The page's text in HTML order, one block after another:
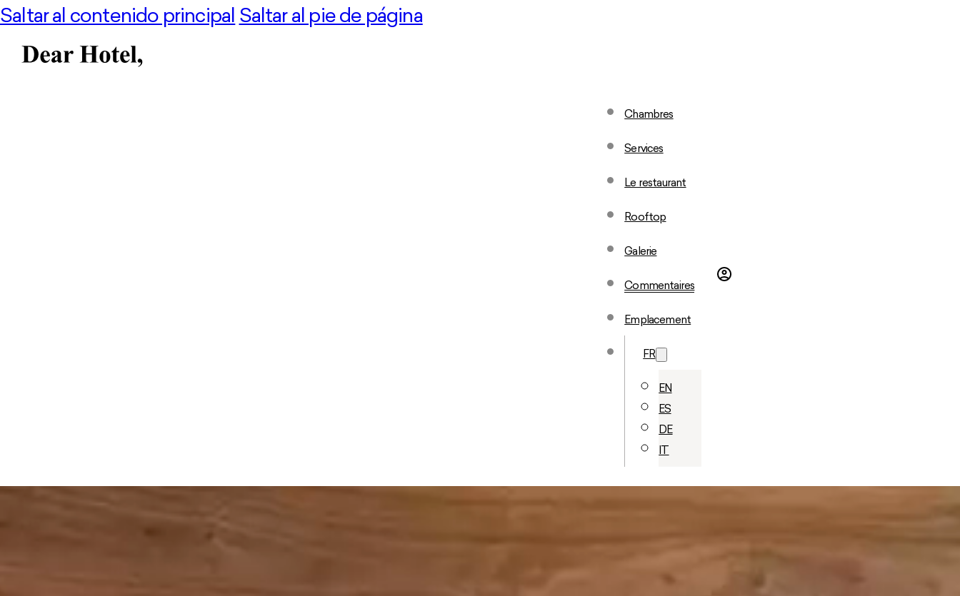
Saltar al contenido principal Saltar al pie de página
Chambres
Services
Le restaurant
Rooftop
Galerie
Commentaires
Emplacement
FR
EN
ES
DE
IT
If you are looking for a hotel pool with a view in Madrid then
access to the roof top pool and bar which offers panoramic views
Casual vs. Sofisticado